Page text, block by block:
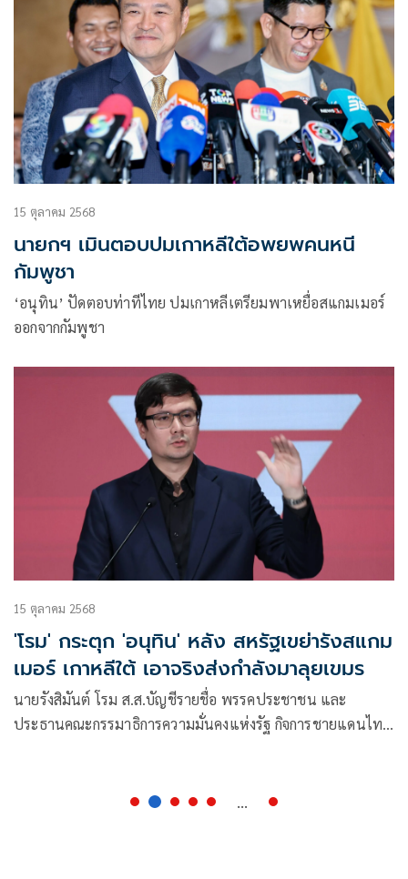
15 ตุลาคม 2568
นายกฯ เมินตอบปมเกาหลีใต้อพยพคนหนี
กัมพูชา
‘อนุทิน’ ปัดตอบท่าทีไทย ปมเกาหลีเตรียมพาเหยื่อสแกมเมอร์
ออกจากกัมพูชา
15 ตุลาคม 2568
'โรม' กระตุก 'อนุทิน' หลัง สหรัฐเขย่ารังสแกม
เมอร์ เกาหลีใต้ เอาจริงส่งกำลังมาลุยเขมร
นายรังสิมันต์ โรม ส.ส.บัญชีรายชื่อ พรรคประชาชน และ
ประธานคณะกรรมาธิการความมั่นคงแห่งรัฐ กิจการชายแดนไทย
...